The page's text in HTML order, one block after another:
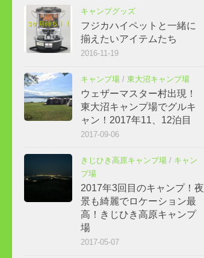
キャンプグッズ
フジカハイペットと一緒に
揃えたいアイテムたち
2016-11-19
キャンプ場 / 東大沼キャンプ場
ウェザーマスター村出現！
東大沼キャンプ場でグルキ
ャン！2017年11、12泊目
2017-09-06
きじひき高原キャンプ場 / キャン
プ場
2017年3回目のキャンプ！夜
景も綺麗でロケーション最
高！きじひき高原キャンプ
場
2017-05-07